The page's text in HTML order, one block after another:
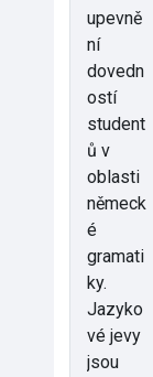
upevně
ní
dovedn
ostí
student
ů v
oblasti
německ
é
gramati
ky.
Jazyko
vé jevy
jsou